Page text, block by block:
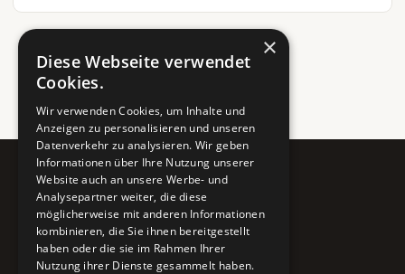
Pure BiH
Authentisches Bosnien & Herzegowina
Ein Teil des BTP Reise-Netzwerks.
×
Diese Webseite verwendet
Cookies.
Wir verwenden Cookies, um Inhalte und
Anzeigen zu personalisieren und unseren
Datenverkehr zu analysieren. Wir geben
Informationen über Ihre Nutzung unserer
Website auch an unsere Werbe- und
Analysepartner weiter, die diese
möglicherweise mit anderen Informationen
kombinieren, die Sie ihnen bereitgestellt
haben oder die sie im Rahmen Ihrer
Nutzung ihrer Dienste gesammelt haben.